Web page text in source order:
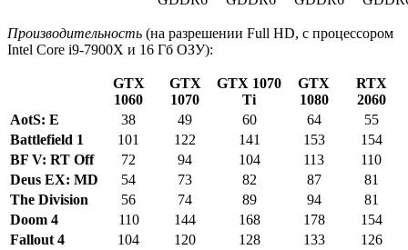
Производительность (на разрешении Full HD, с процессором
Intel Core i9-7900X и 16 Гб ОЗУ):
GTX
1060
GTX
1070
GTX 1070
Ti
GTX
1080
RTX
2060
AotS: E
38 49 60 64
55
Battlefield 1
101 122 141 153
154
BF V: RT Off
72 94 104 113
110
Deus EX: MD
54 73 82 87
81
The Division
56 74 89 94
81
Doom 4
110 144 168 178
154
Fallout 4
104 120 128 133
126